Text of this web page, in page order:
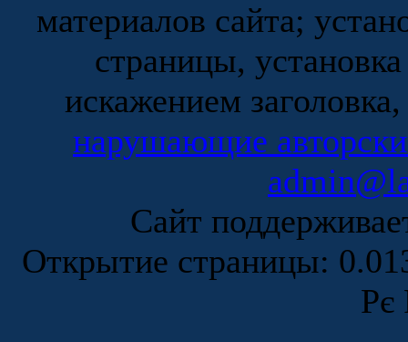
материалов сайта;
страницы,
искажением
нарушающие
Сайт
Открытие страницы:
Рє